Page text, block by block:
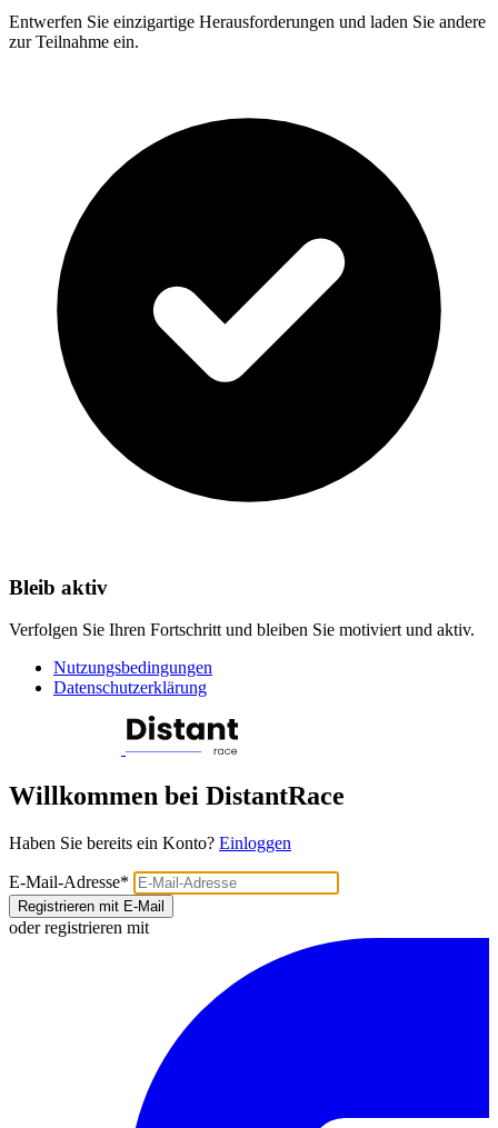
Entwerfen Sie einzigartige Herausforderungen und laden Sie andere
zur Teilnahme ein.
Bleib aktiv
Verfolgen Sie Ihren Fortschritt und bleiben Sie motiviert und aktiv.
Nutzungsbedingungen
Datenschutzerklärung
Willkommen bei DistantRace
Haben Sie bereits ein Konto? Einloggen
E-Mail-Adresse*
Registrieren mit E-Mail
oder registrieren mit